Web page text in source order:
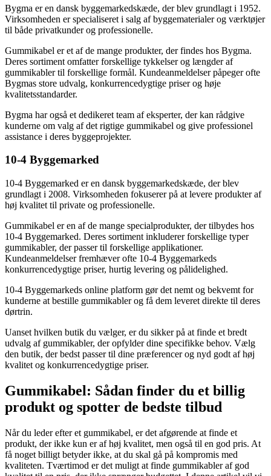
Bygma er en dansk byggemarkedskæde, der blev grundlagt i 1952.
Virksomheden er specialiseret i salg af byggematerialer og værktøjer
til både privatkunder og professionelle.
Gummikabel er et af de mange produkter, der findes hos Bygma.
Deres sortiment omfatter forskellige tykkelser og længder af
gummikabler til forskellige formål. Kundeanmeldelser påpeger ofte
Bygmas store udvalg, konkurrencedygtige priser og høje
kvalitetsstandarder.
Bygma har også et dedikeret team af eksperter, der kan rådgive
kunderne om valg af det rigtige gummikabel og give professionel
assistance i deres byggeprojekter.
10-4 Byggemarked
10-4 Byggemarked er en dansk byggemarkedskæde, der blev
grundlagt i 2008. Virksomheden fokuserer på at levere produkter af
høj kvalitet til private og professionelle.
Gummikabel er en af de mange specialprodukter, der tilbydes hos
10-4 Byggemarked. Deres sortiment inkluderer forskellige typer
gummikabler, der passer til forskellige applikationer.
Kundeanmeldelser fremhæver ofte 10-4 Byggemarkeds
konkurrencedygtige priser, hurtig levering og pålidelighed.
10-4 Byggemarkeds online platform gør det nemt og bekvemt for
kunderne at bestille gummikabler og få dem leveret direkte til deres
dørtrin.
Uanset hvilken butik du vælger, er du sikker på at finde et bredt
udvalg af gummikabler, der opfylder dine specifikke behov. Vælg
den butik, der bedst passer til dine præferencer og nyd godt af høj
kvalitet og konkurrencedygtige priser.
Gummikabel: Sådan finder du et billig
produkt og spotter de bedste tilbud
Når du leder efter et gummikabel, er det afgørende at finde et
produkt, der ikke kun er af høj kvalitet, men også til en god pris. At
få noget billigt betyder ikke, at du skal gå på kompromis med
kvaliteten. Tværtimod er det muligt at finde gummikabler af god